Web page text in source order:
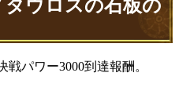
ウロスの石板の
戦パワー3000到達報酬。